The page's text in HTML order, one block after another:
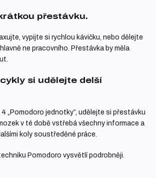
přestávku.
vypijte si rychlou kávičku, nebo dělejte
ne pracovního. Přestávka by měla
si udělejte delší
„Pomodoro jednotky”, udělejte si přestávku
v té době vstřebá všechny informace a
koly soustředěné práce.
Pomodoro vysvětlí podrobněji.